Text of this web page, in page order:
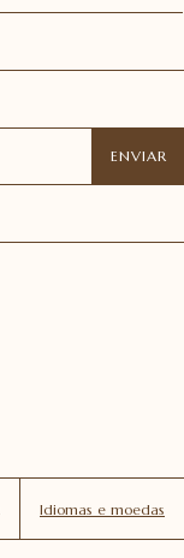
Idiomas e moedas